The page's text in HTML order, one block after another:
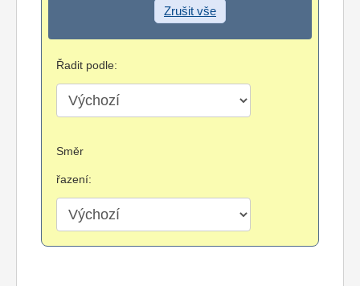
Zrušit vše
Řadit podle:
Směr
řazení: